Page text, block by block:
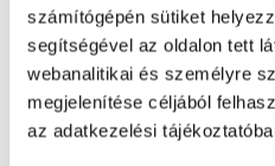
számítógépén sütiket
segítségével az oldalon tett
webanalitikai és személyre
megjelenítése céljából
az adatkezelési